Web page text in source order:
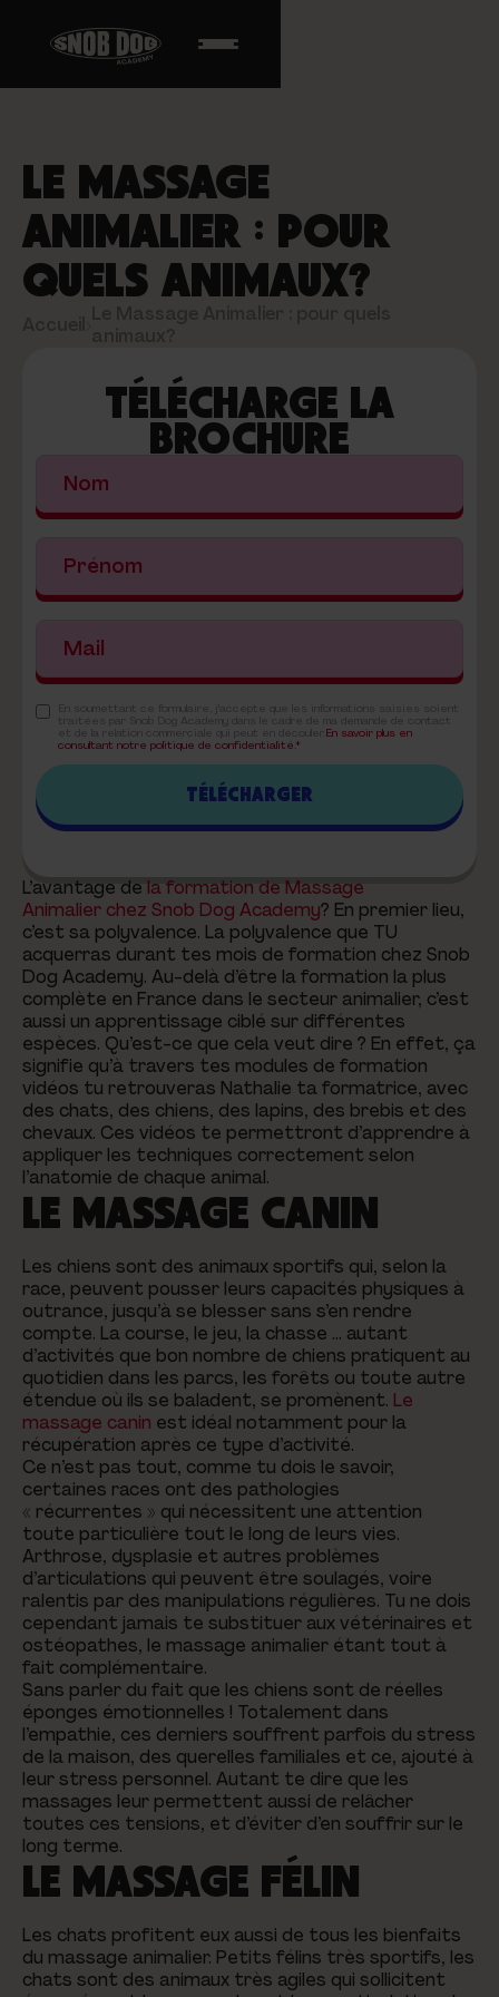
LE MASSAGE
ANIMALIER : POUR
QUELS ANIMAUX?
TÉLÉCHARGE LA
BROCHURE
En savoir plus en
consultant notre politique de confidentialité.*
L’avantage de la formation de Massage
Animalier chez Snob Dog Academy? En premier lieu,
c’est sa polyvalence. La polyvalence que TU
acquerras durant tes mois de formation chez Snob
Dog Academy. Au-delà d’être la formation la plus
complète en France dans le secteur animalier, c’est
aussi un apprentissage ciblé sur différentes
espèces. Qu’est-ce que cela veut dire ? En effet, ça
signifie qu’à travers tes modules de formation
vidéos tu retrouveras Nathalie ta formatrice, avec
des chats, des chiens, des lapins, des brebis et des
chevaux. Ces vidéos te permettront d’apprendre à
appliquer les techniques correctement selon
l’anatomie de chaque animal.
LE MASSAGE CANIN
Les chiens sont des animaux sportifs qui, selon la
race, peuvent pousser leurs capacités physiques à
outrance, jusqu’à se blesser sans s’en rendre
compte. La course, le jeu, la chasse … autant
d’activités que bon nombre de chiens pratiquent au
quotidien dans les parcs, les forêts ou toute autre
étendue où ils se baladent, se promènent. Le
massage canin est idéal notamment pour la
récupération après ce type d’activité.
Ce n’est pas tout, comme tu dois le savoir,
certaines races ont des pathologies
« récurrentes » qui nécessitent une attention
toute particulière tout le long de leurs vies.
Arthrose, dysplasie et autres problèmes
d’articulations qui peuvent être soulagés, voire
ralentis par des manipulations régulières. Tu ne dois
cependant jamais te substituer aux vétérinaires et
ostéopathes, le massage animalier étant tout à
fait complémentaire.
Sans parler du fait que les chiens sont de réelles
éponges émotionnelles ! Totalement dans
l’empathie, ces derniers souffrent parfois du stress
de la maison, des querelles familiales et ce, ajouté à
leur stress personnel. Autant te dire que les
massages leur permettent aussi de relâcher
toutes ces tensions, et d’éviter d’en souffrir sur le
long terme.
LE MASSAGE FÉLIN
Les chats profitent eux aussi de tous les bienfaits
du massage animalier. Petits félins très sportifs, les
chats sont des animaux très agiles qui sollicitent